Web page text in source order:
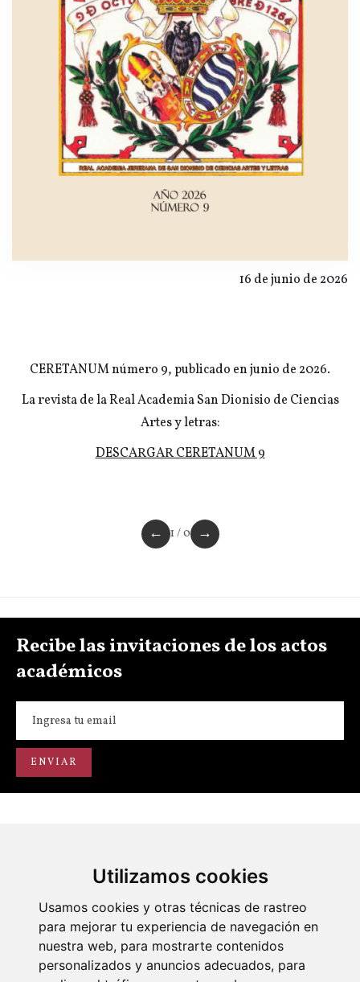
Utilizamos cookies
Usamos cookies y otras técnicas de rastreo
para mejorar tu experiencia de navegación en
nuestra web, para mostrarte contenidos
personalizados y anuncios adecuados, para
16 de junio de 2026
CERETANUM número 9, publicado en junio de 2026.
La revista de la Real Academia San Dionisio de Ciencias
Artes y letras:
DESCARGAR CERETANUM 9
← 1 / 0 →
Recibe las invitaciones de los actos
académicos